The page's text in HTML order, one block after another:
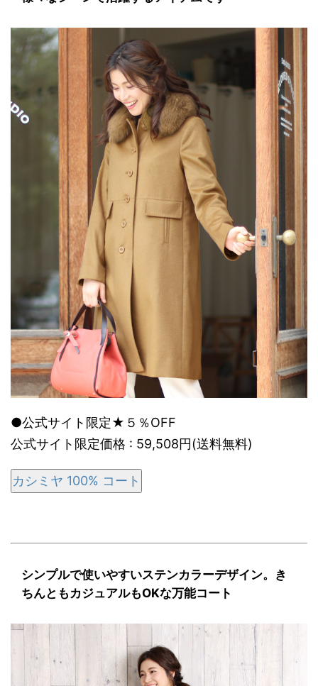
●公式サイト限定★５％OFF
公式サイト限定価格 : 59,508円(送料無料)
カシミヤ 100% コート
シンプルで使いやすいステンカラーデザイン。き
ちんともカジュアルもOKな万能コート